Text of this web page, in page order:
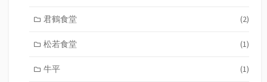
君鶴食堂 (2)
松若食堂 (1)
牛平 (1)